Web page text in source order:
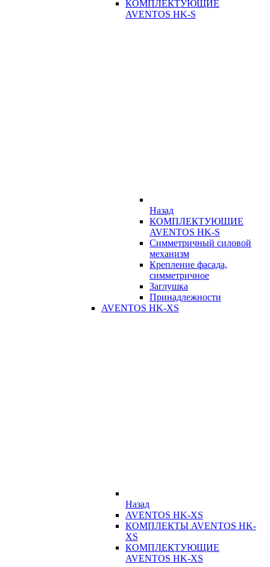
КОМПЛЕКТУЮЩИЕ
AVENTOS HK-S
Назад
КОМПЛЕКТУЮЩИЕ
AVENTOS HK-S
Симметричный силовой
механизм
Крепление фасада,
симметричное
Заглушка
Принадлежности
AVENTOS HK-XS
Назад
AVENTOS HK-XS
КОМПЛЕКТЫ AVENTOS HK-
XS
КОМПЛЕКТУЮЩИЕ
AVENTOS HK-XS